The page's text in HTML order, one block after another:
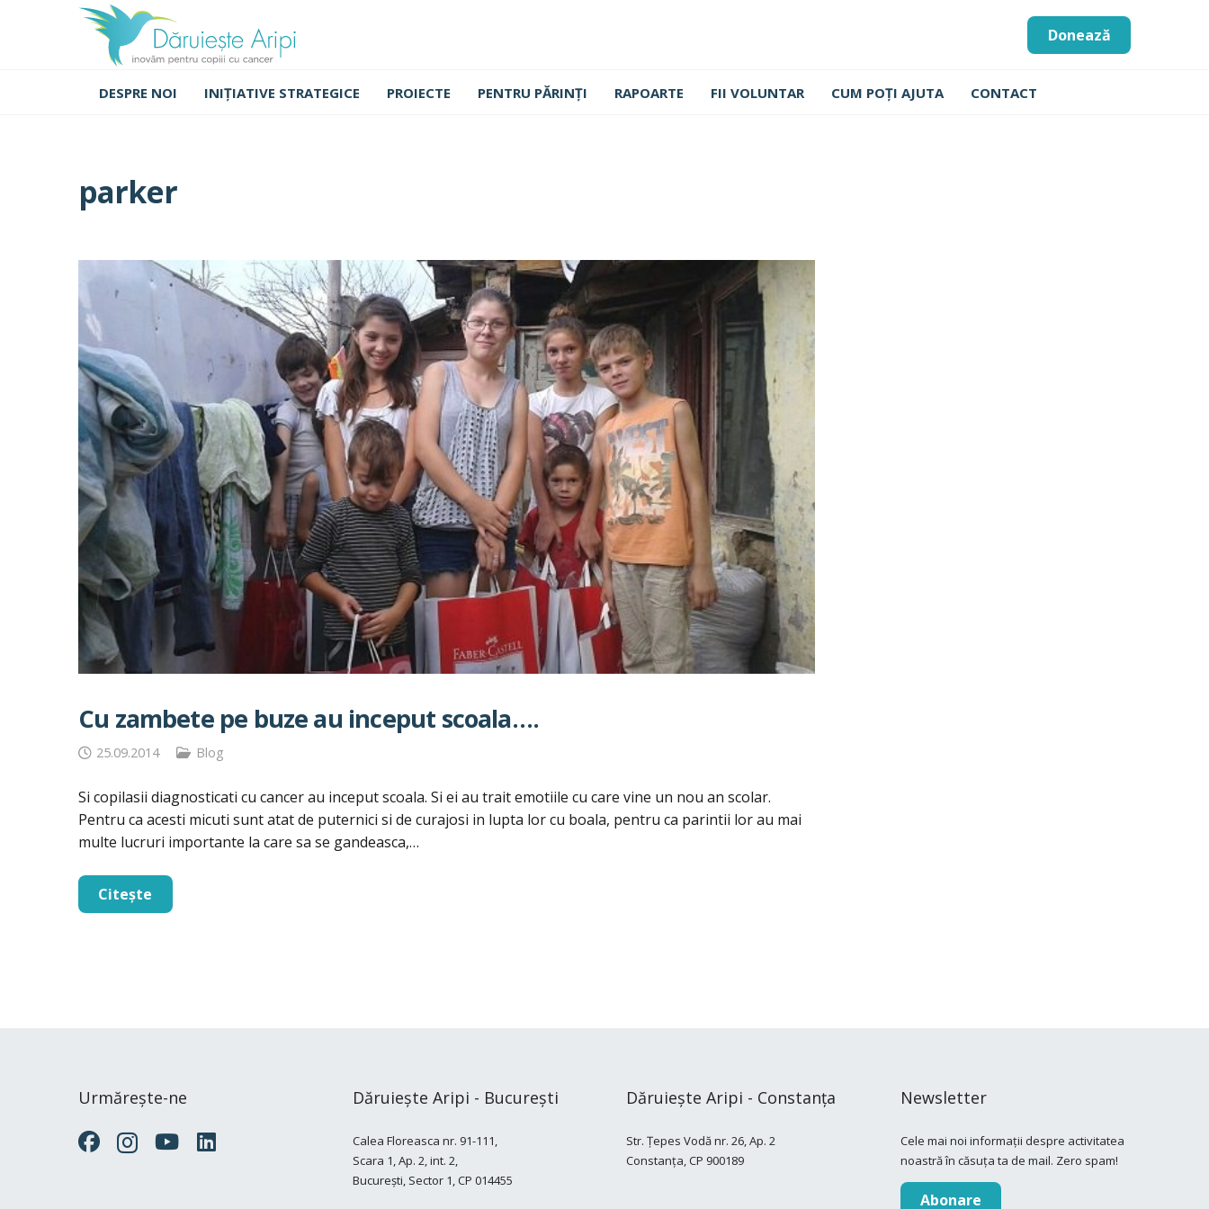
Donează
DESPRE NOI INIȚIATIVE STRATEGICE PROIECTE PENTRU PĂRINȚI RAPOARTE FII VOLUNTAR CUM POȚI AJUTA CONTACT
parker
Cu zambete pe buze au inceput scoala….
25.09.2014 Blog
Si copilasii diagnosticati cu cancer au inceput scoala. Si ei au trait emotiile cu care vine un nou an scolar.
Pentru ca acesti micuti sunt atat de puternici si de curajosi in lupta lor cu boala, pentru ca parintii lor au mai
multe lucruri importante la care sa se gandeasca,…
Citește
Urmărește-ne Dăruiește Aripi - București
Calea Floreasca nr. 91-111,
Scara 1, Ap. 2, int. 2,
București, Sector 1, CP 014455
Dăruiește Aripi - Constanța
Str. Țepes Vodă nr. 26, Ap. 2
Constanța, CP 900189
Newsletter
Cele mai noi informații despre activitatea
noastră în căsuța ta de mail. Zero spam!
Abonare